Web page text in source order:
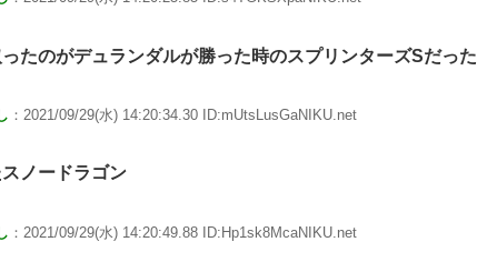
たのがデュランダルが勝った時のスプリンターズSだった
：2021/09/29(水) 14:20:34.30 ID:mUtsLusGaNIKU.net
ノードラゴン
：2021/09/29(水) 14:20:49.88 ID:Hp1sk8McaNIKU.net